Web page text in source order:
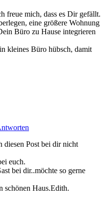
freue mich, dass es Dir gefällt.
eine größere Wohnung
Büro zu Hause integrieren
kleines Büro hübsch, damit
diesen Post bei dir nicht
euch.
bei dir..möchte so gerne
schönen Haus.Edith.